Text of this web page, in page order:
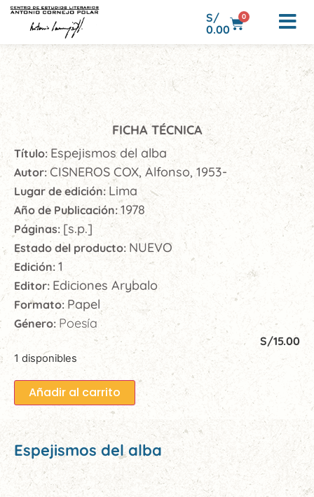
S/
0.00
0
FICHA TÉCNICA
Título: Espejismos del alba
Autor: CISNEROS COX, Alfonso, 1953-
Lugar de edición: Lima
Año de Publicación:1978
Páginas: [s.p.]
Estado del producto: NUEVO
Edición: 1
Editor: Ediciones Arybalo
Formato: Papel
Género: Poesía
S/15.00
1 disponibles
Añadir al carrito
Espejismos del alba